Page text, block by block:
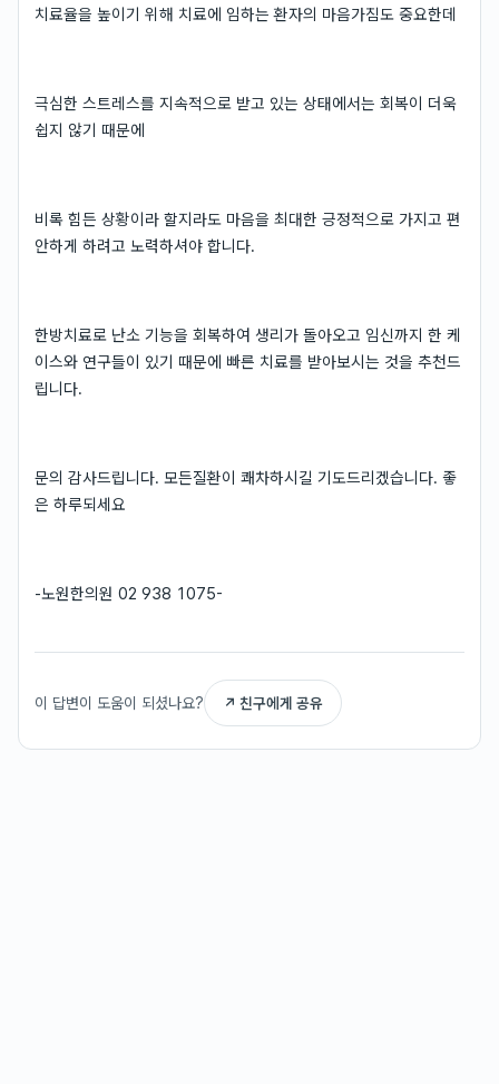
치료율을 높이기 위해 치료에 임하는 환자의 마음가짐도 중요한데
극심한 스트레스를 지속적으로 받고 있는 상태에서는 회복이 더욱
쉽지 않기 때문에
비록 힘든 상황이라 할지라도 마음을 최대한 긍정적으로 가지고 편
안하게 하려고 노력하셔야 합니다.
한방치료로 난소 기능을 회복하여 생리가 돌아오고 임신까지 한 케
이스와 연구들이 있기 때문에 빠른 치료를 받아보시는 것을 추천드
립니다.
문의 감사드립니다. 모든질환이 쾌차하시길 기도드리겠습니다. 좋
은 하루되세요
-노원한의원 02 938 1075-
이 답변이 도움이 되셨나요? ↗ 친구에게 공유